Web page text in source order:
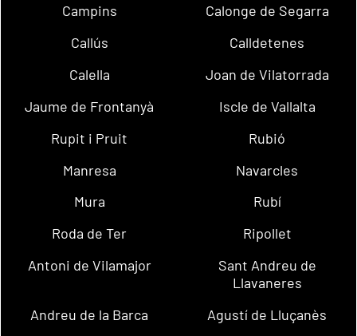
Campins
Calonge de Segarra
Callús
Calldetenes
Calella
Joan de Vilatorrada
Jaume de Frontanyà
Iscle de Vallalta
Rupit i Pruit
Rubió
Manresa
Navarcles
Mura
Rubí
Roda de Ter
Ripollet
Antoni de Vilamajor
Sant Andreu de
Llavaneres
Andreu de la Barca
Agustí de Lluçanès